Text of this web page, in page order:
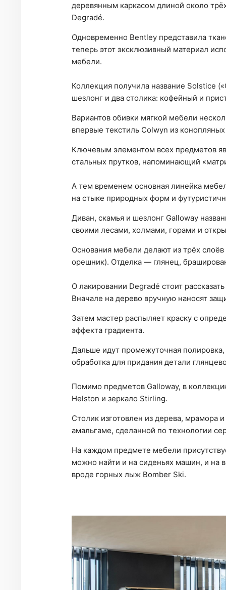
деревянным каркасом длиной около
Degradé.
Одновременно Bentley представила
теперь этот эксклюзивный материал
мебели.
Коллекция получила название Solstice
шезлонг и два столика: кофейный и
Вариантов обивки мягкой мебели
впервые текстиль Colwyn из
Ключевым элементом всех предметов
стальных прутков, напоминающий
А тем временем основная линейка
на стыке природных форм и
Диван, скамья и шезлонг Galloway
своими лесами, холмами, горами и
Основания мебели делают из трёх
орешник). Отделка — глянец,
О лакировании Degradé стоит
Вначале на дерево вручную наносят
Затем мастер распыляет краску с
эффекта градиента.
Дальше идут промежуточная
обработка для придания детали
Помимо предметов Galloway, в
Helston и зеркало Stirling.
Столик изготовлен из дерева, мрамора
амальгаме, сделанной по технологии
На каждом предмете мебели
можно найти и на сиденьях машин, и на
вроде горных лыж Bomber Ski.